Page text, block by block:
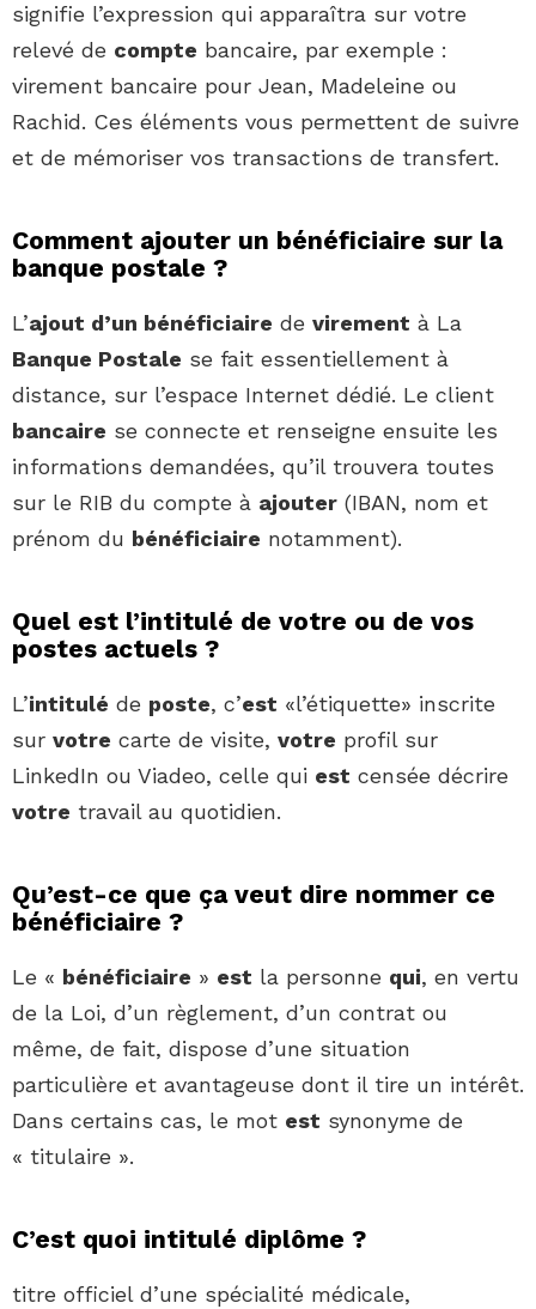
signifie l’expression qui apparaîtra sur votre
relevé de compte bancaire, par exemple :
virement bancaire pour Jean, Madeleine ou
Rachid. Ces éléments vous permettent de suivre
et de mémoriser vos transactions de transfert.
Comment ajouter un bénéficiaire sur la
banque postale ?
L’ajout d’un bénéficiaire de virement à La
Banque Postale se fait essentiellement à
distance, sur l’espace Internet dédié. Le client
bancaire se connecte et renseigne ensuite les
informations demandées, qu’il trouvera toutes
sur le RIB du compte à ajouter (IBAN, nom et
prénom du bénéficiaire notamment).
Quel est l’intitulé de votre ou de vos
postes actuels ?
L’intitulé de poste, c’est «l’étiquette» inscrite
sur votre carte de visite, votre profil sur
LinkedIn ou Viadeo, celle qui est censée décrire
votre travail au quotidien.
Qu’est-ce que ça veut dire nommer ce
bénéficiaire ?
Le « bénéficiaire » est la personne qui, en vertu
de la Loi, d’un règlement, d’un contrat ou
même, de fait, dispose d’une situation
particulière et avantageuse dont il tire un intérêt.
Dans certains cas, le mot est synonyme de
« titulaire ».
C’est quoi intitulé diplôme ?
titre officiel d’une spécialité médicale,